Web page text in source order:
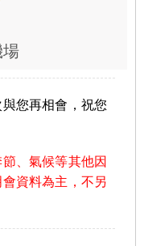
場
您再相會，祝您
、氣候等其他因
資料為主，不另